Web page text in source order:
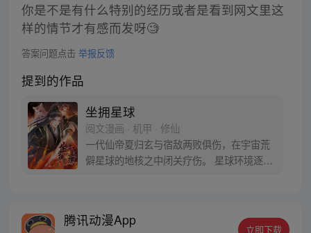
你是不是有什么特别的经历或者是看到网文里这
样的情节才有感而发呀🧐
答案问题点击 举报反馈
提到的作品
坐拥星球
阅文漫画 · 机甲 · 修仙
一代仙帝夏归玄与宿敌两败俱伤，在宇宙荒
僻星球的地核之中闭关疗伤。 星球环境逐步
类探险飞船来到此地。 各级位面，不知名的
腾讯动漫App
立即下载